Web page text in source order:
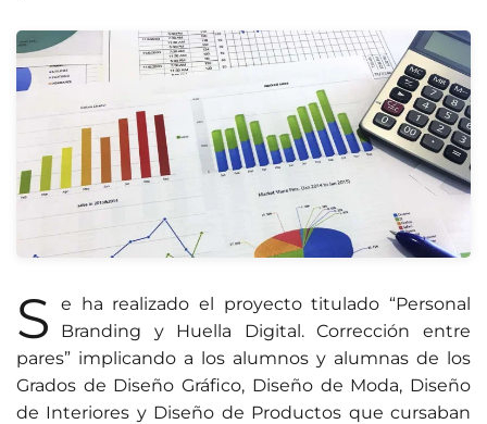
S
e ha realizado el proyecto titulado “Personal
Branding y Huella Digital. Corrección entre
pares” implicando a los alumnos y alumnas de los
Grados de Diseño Gráfico, Diseño de Moda, Diseño
de Interiores y Diseño de Productos que cursaban